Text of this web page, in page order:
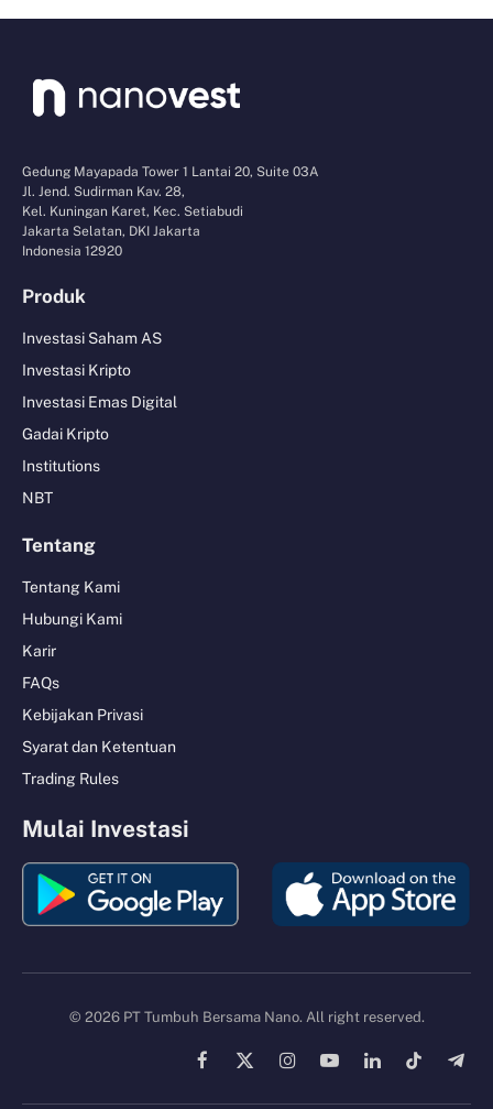
Gedung Mayapada Tower 1 Lantai 20, Suite 03A
Jl. Jend. Sudirman Kav. 28,
Kel. Kuningan Karet, Kec. Setiabudi
Jakarta Selatan, DKI Jakarta
Indonesia 12920
Produk
Investasi Saham AS
Investasi Kripto
Investasi Emas Digital
Gadai Kripto
Institutions
NBT
Tentang
Tentang Kami
Hubungi Kami
Karir
FAQs
Kebijakan Privasi
Syarat dan Ketentuan
Trading Rules
Mulai Investasi
© 2026 PT Tumbuh Bersama Nano. All right reserved.
Facebook
X
InstagramYouTubeLinkedInTikTok